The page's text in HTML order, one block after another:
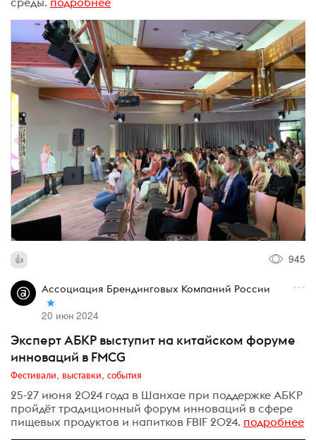
945
Ассоциация Брендинговых Компаний России
20 июн 2024
Эксперт АБКР выступит на китайском форуме
инноваций в FMCG
Фестивали, выставки, события
25-27 июня 2024 года в Шанхае при поддержке АБКР
пройдёт традиционный форум инноваций в сфере
пищевых продуктов и напитков FBIF 2024. подробнее